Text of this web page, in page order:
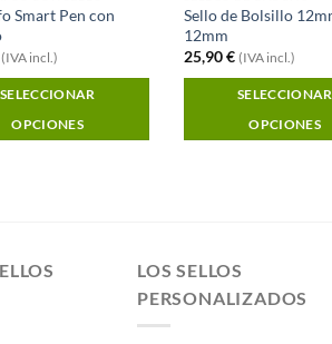
Smart Pen con
(IVA incl.)
SELECCIONAR
OPCIONES
Sello de Bolsillo
12mm
25,90€ (IVA incl.)
SELECCIONAR
OPCIONES
LOS SELLOS
PERSONALIZADOS